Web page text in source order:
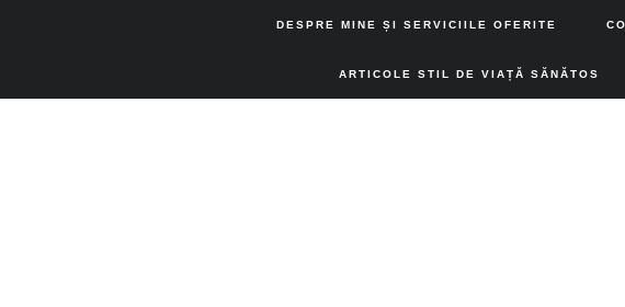
DESPRE MINE ȘI SERVICIILE OFERITE
ARTICOLE STIL DE VIAȚĂ SĂNĂTOS